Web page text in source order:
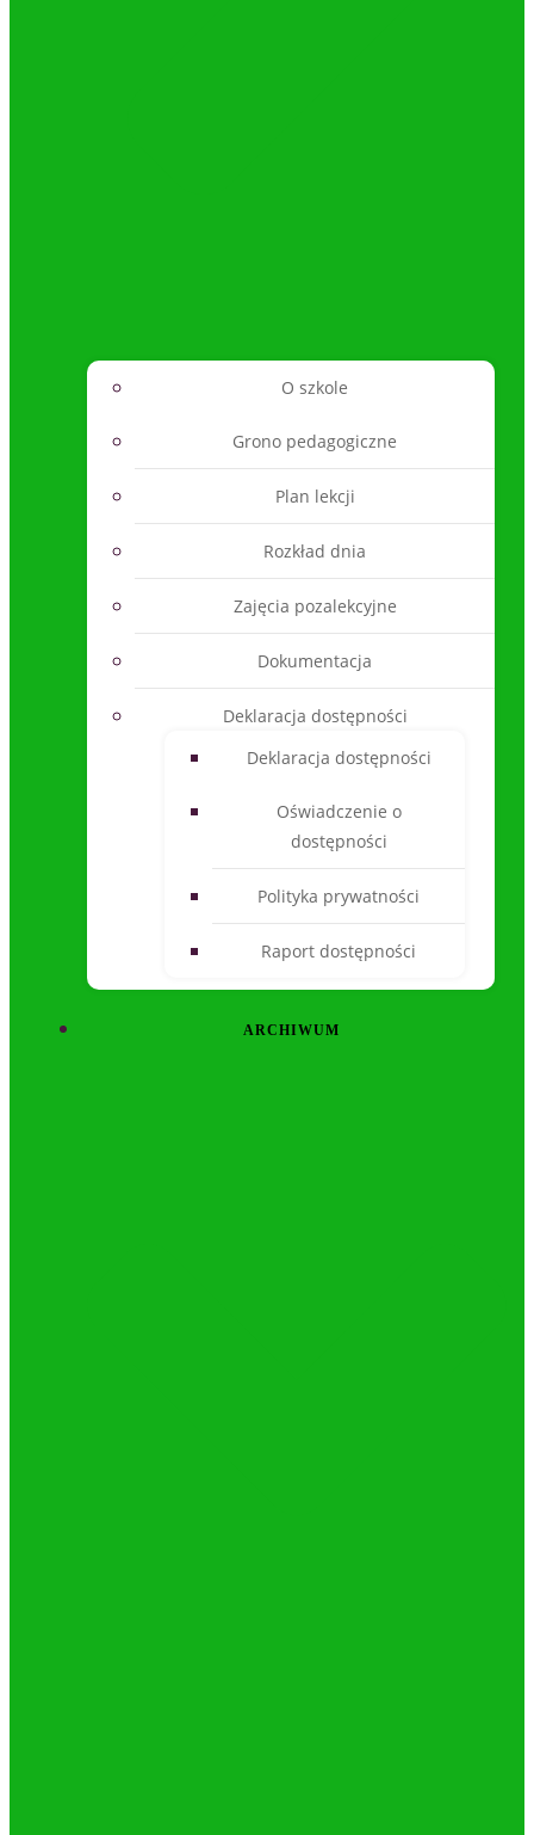
O szkole
Grono pedagogiczne
Plan lekcji
Rozkład dnia
Zajęcia pozalekcyjne
Dokumentacja
Deklaracja dostępności
Deklaracja dostępności
Oświadczenie o
dostępności
Polityka prywatności
Raport dostępności
ARCHIWUM